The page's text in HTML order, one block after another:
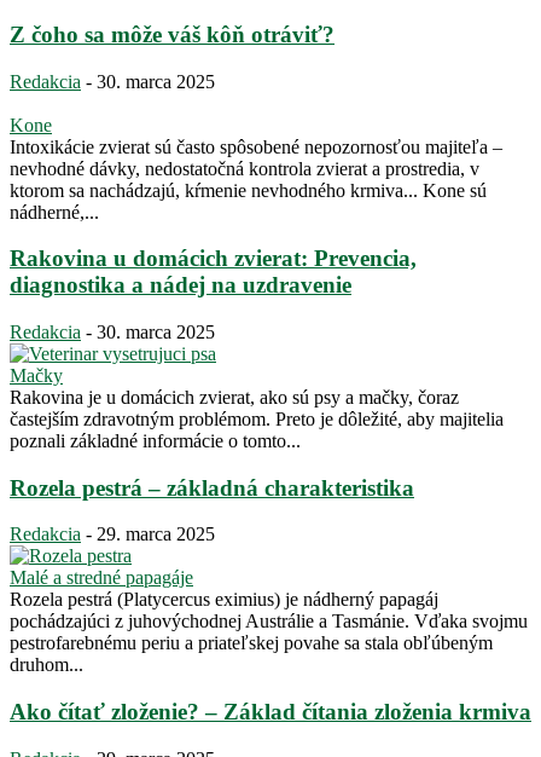
Z čoho sa môže váš kôň otráviť?
Redakcia - 30. marca 2025
Kone
Intoxikácie zvierat sú často spôsobené nepozornosťou majiteľa –
nevhodné dávky, nedostatočná kontrola zvierat a prostredia, v
ktorom sa nachádzajú, kŕmenie nevhodného krmiva... Kone sú
nádherné,...
Rakovina u domácich zvierat: Prevencia,
diagnostika a nádej na uzdravenie
Redakcia - 30. marca 2025
Mačky
Rakovina je u domácich zvierat, ako sú psy a mačky, čoraz
častejším zdravotným problémom. Preto je dôležité, aby majitelia
poznali základné informácie o tomto...
Rozela pestrá – základná charakteristika
Redakcia - 29. marca 2025
Malé a stredné papagáje
Rozela pestrá (Platycercus eximius) je nádherný papagáj
pochádzajúci z juhovýchodnej Austrálie a Tasmánie. Vďaka svojmu
pestrofarebnému periu a priateľskej povahe sa stala obľúbeným
druhom...
Ako čítať zloženie? – Základ čítania zloženia krmiva